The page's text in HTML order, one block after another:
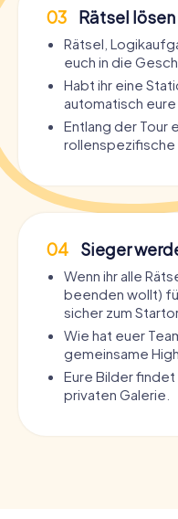
03 Rätsel lösen
Rätsel,
euch in die
Habt ihr eine
automatisch
Entlang der Tour
rollenspezifische
04 Sieger
Wenn ihr alle
beenden wollt)
sicher zum
Wie hat euer
gemeinsame
Eure Bilder findet
privaten Galerie.